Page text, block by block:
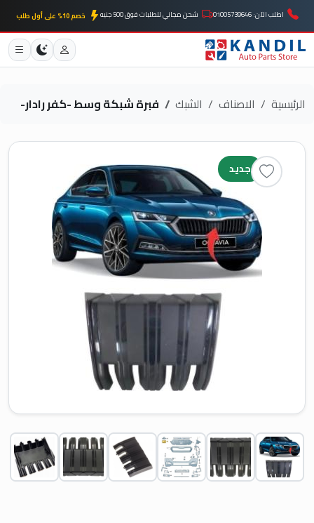
اطلب الآن: 01005739646 شحن مجاني للطلبات فوق 500 جنيه خصم 10% على أول طلب
الرئيسية الاصناف الشبك فبرة شبكة وسط -كفر رادار-
جديد